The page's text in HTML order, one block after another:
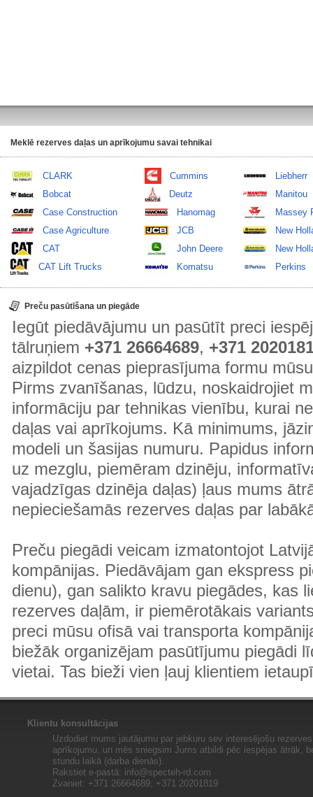
Meklē rezerves daļas un aprīkojumu savai tehnikai
CLARK
Bobcat
Case Construction
Case Agriculture
CAT
CAT Lift Trucks
Cummins
Deutz
Hanomag
JCB
John Deere
Komatsu
Liebherr
Manitou
Massey
New
New
Perkins
Preču pasūtīšana un piegāde
Iegūt piedāvājumu un pasūtīt preci
tālruņiem +371 26664689, +371
aizpildot cenas pieprasījuma formu
Pirms zvanīšanas, lūdzu, noskaidrojiet
informāciju par tehnikas vienību, kurai
daļas vai aprīkojums. Kā minimums,
modeli un šasijas numuru. Papidus
uz mezglu, piemēram dzinēju,
vajadzīgas dzinēja daļas) ļaus mums
nepieciešamās rezerves daļas par
Preču piegādi veicam izmatontojot
kompānijas. Piedāvājam gan ekspress
dienu), gan salikto kravu piegādes, kas
rezerves daļām, ir piemērotākais
preci mūsu ofisā vai transporta
biežāk organizējam pasūtījumu piegādi
vietai. Tas bieži vien ļauj klientiem
Klientu konsultācijas
Uzdodiet mums jautājumu par jebkuru sev interesējošu
aprīkojumu, un mēs sniegsim Jums atbildi pēc iespējas ātrāk,
stundu laikā (darba dienās).
Rakstiet e-pastā: info@specteh-rd.com
Zvaniet: +371 26664689; +371 20201819